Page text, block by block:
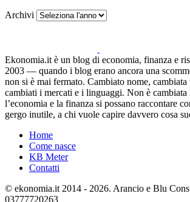
Archivi
Ekonomia.it è un blog di economia, finanza e
2003 — quando i blog erano ancora una
non si è mai fermato. Cambiato nome, cambiata
cambiati i mercati e i linguaggi. Non è cambiata
l’economia e la finanza si possano raccontare
gergo inutile, a chi vuole capire davvero cosa
Home
Come nasce
KB Meter
Contatti
© ekonomia.it 2014 - 2026. Arancio e Blu
03777720263